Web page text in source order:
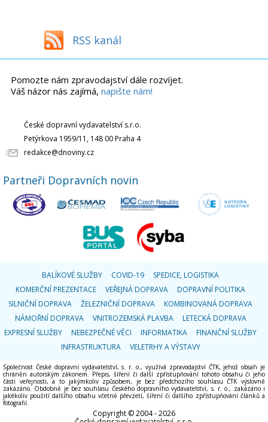
RSS kanál
Pomozte nám zpravodajství dále rozvíjet.
Váš názor nás zajímá, napište nám!
České dopravní vydavatelství s.r.o.
Petýrkova 1959/11, 148 00 Praha 4
redakce@dnoviny.cz
Partneři Dopravních novin
BALÍKOVÉ SLUŽBY COVID-19
SPEDICE, LOGISTIKA
KOMERČNÍ PREZENTACE
VEŘEJNÁ DOPRAVA
DOPRAVNÍ POLITIKA
SILNIČNÍ DOPRAVA
ŽELEZNIČNÍ DOPRAVA
KOMBINOVANÁ DOPRAVA
NÁMOŘNÍ DOPRAVA
VNITROZEMSKÁ PLAVBA
LETECKÁ DOPRAVA
EXPRESNÍ SLUŽBY
NEBEZPEČNÉ VĚCI INFORMATIKA
FINANČNÍ SLUŽBY
INFRASTRUKTURA
VELETRHY A VÝSTAVY
Společnost České dopravní vydavatelství, s. r. o., využívá zpravodajství ČTK, jehož obsah je
chráněn autorským zákonem. Přepis, šíření či další zpřístupňování tohoto obsahu či jeho
části veřejnosti, a to jakýmkoliv způsobem, je bez předchozího souhlasu ČTK výslovně
zakázáno. Obdobně je bez souhlasu Českého dopravního vydavatelství, s. r. o., zakázáno i
jakékoliv použití dalšího obsahu včetně převzetí, šíření či dalšího zpřístupňování článků a
fotografií.
Copyright © 2004 - 2026